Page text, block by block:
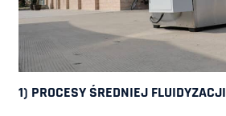
1) PROCESY ŚREDNIEJ FLUIDYZACJI